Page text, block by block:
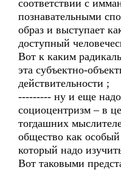
соответствии с
познавательными
образ и выступает
доступный
Вот к каким
эта субъектно-
действительности ;
--------- ну и еще надо
социоцентризм – в
тогдашних
общество как особый
который надо
Вот таковыми